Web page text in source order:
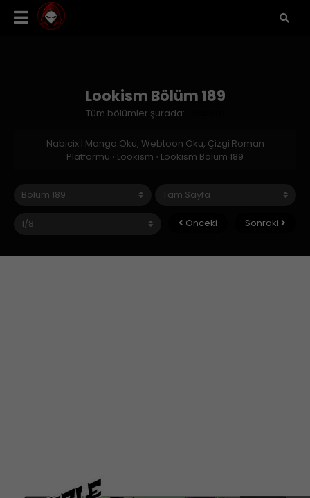
Lookism Bölüm 189
Tüm bölümler şurada:
Nabicix | Manga Oku, Webtoon Oku, Çizgi Roman
Platformu › Lookism › Lookism Bölüm 189
Önceki Sonraki